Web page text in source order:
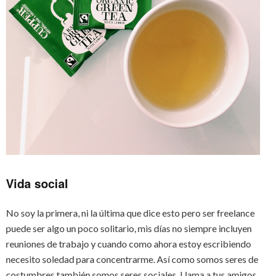
Vida social
No soy la primera, ni la última que dice esto pero ser freelance
puede ser algo un poco solitario, mis días no siempre incluyen
reuniones de trabajo y cuando como ahora estoy escribiendo
necesito soledad para concentrarme. Así como somos seres de